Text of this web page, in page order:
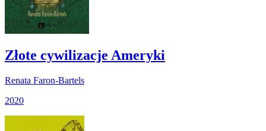
Złote cywilizacje Ameryki
Renata Faron-Bartels
2020